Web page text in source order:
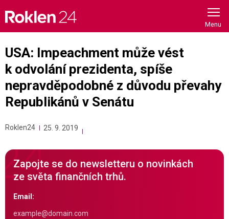
content
USA: Impeachment může vést
k odvolání prezidenta, spíše
nepravděpodobné z důvodu převahy
Republikánů v Senátu
Roklen24 25. 9. 2019
Zapojte se do newsletteru o novinkách
ze světa finančních trhů.
Email: